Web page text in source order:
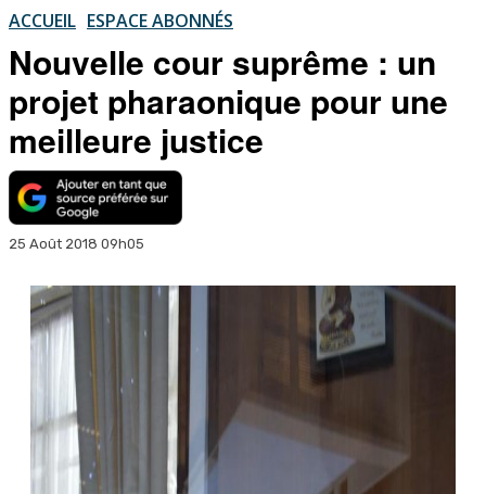
ACCUEIL ESPACE ABONNÉS
Nouvelle cour suprême : un
projet pharaonique pour une
meilleure justice
25 Août 2018 09h05